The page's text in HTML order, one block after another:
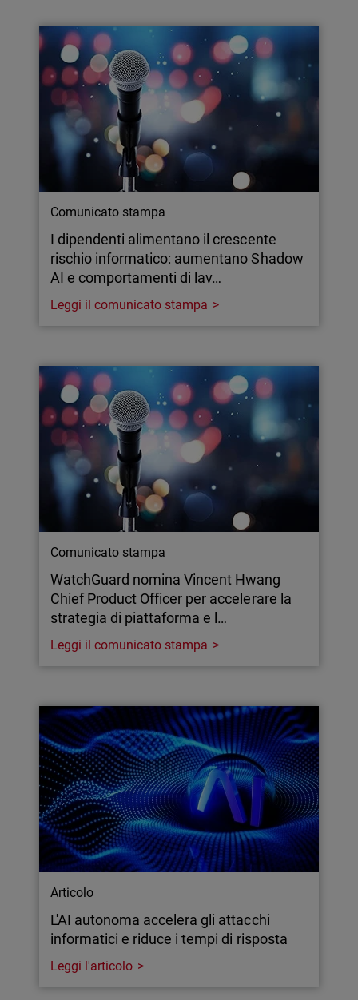
Comunicato stampa
I dipendenti alimentano il crescente
rischio informatico: aumentano Shadow
AI e comportamenti di lav…
Leggi il comunicato stampa
Comunicato stampa
WatchGuard nomina Vincent Hwang
Chief Product Officer per accelerare la
strategia di piattaforma e l…
Leggi il comunicato stampa
Articolo
L'AI autonoma accelera gli attacchi
informatici e riduce i tempi di risposta
Leggi l'articolo